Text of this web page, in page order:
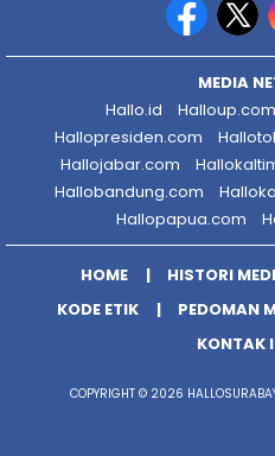
MEDIA
Hallo.id
Halloup.com
Hallopresiden.com
Hallojabar.com
Hallobandung.com
Hallopapua.com
HOME HISTORI
KODE ETIK
PEDOMAN
KONTAK
COPYRIGHT © 2026